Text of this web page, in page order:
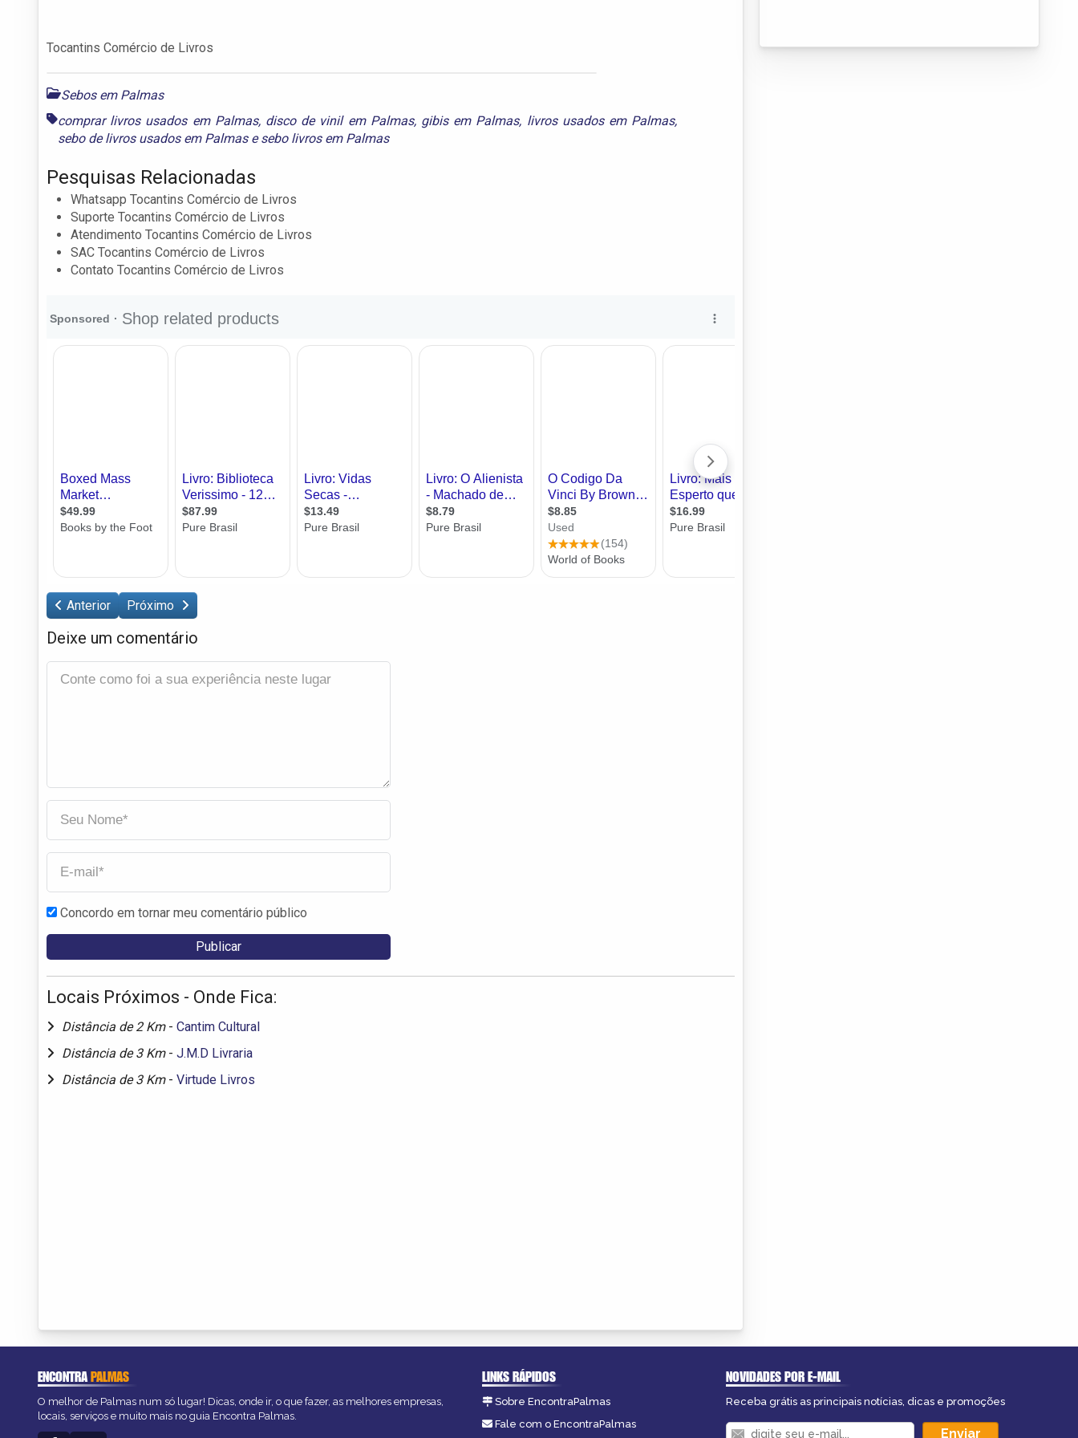
Tocantins Comércio de Livros
Sebos em Palmas
comprar livros usados em Palmas, disco de vinil em Palmas, gibis em Palmas, livros usados em Palmas,
sebo de livros usados em Palmasesebo livros em Palmas
Pesquisas Relacionadas
Whatsapp Tocantins Comércio de Livros
Suporte Tocantins Comércio de Livros
Atendimento Tocantins Comércio de Livros
SAC Tocantins Comércio de Livros
Contato Tocantins Comércio de Livros
Anterior Próximo
Deixe um comentário
Concordo em tornar meu comentário público
Locais Próximos - Onde Fica:
Distância de 2 Km - Cantim Cultural
Distância de 3 Km - J.M.D Livraria
Distância de 3 Km - Virtude Livros
ENCONTRAPALMAS
O melhor de Palmas num só lugar! Dicas, onde ir, o que fazer, as melhores empresas,
locais, serviços e muito mais no guia Encontra Palmas.
LINKS RÁPIDOS
Sobre EncontraPalmas
Fale com o EncontraPalmas
NOVIDADES POR E-MAIL
Receba grátis as principais notícias, dicas e promoções